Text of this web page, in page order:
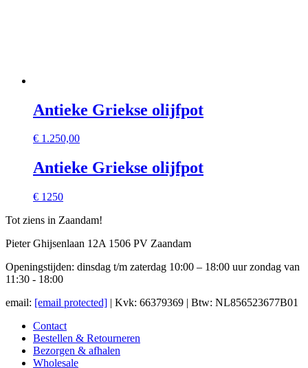
Antieke Griekse olijfpot
€ 1.250,00
Antieke Griekse olijfpot
€ 1250
Tot ziens in Zaandam!
Pieter Ghijsenlaan 12A 1506 PV Zaandam
Openingstijden: dinsdag t/m zaterdag 10:00 – 18:00 uur zondag van
11:30 - 18:00
email: [email protected] | Kvk: 66379369 | Btw: NL856523677B01
Contact
Bestellen & Retourneren
Bezorgen & afhalen
Wholesale